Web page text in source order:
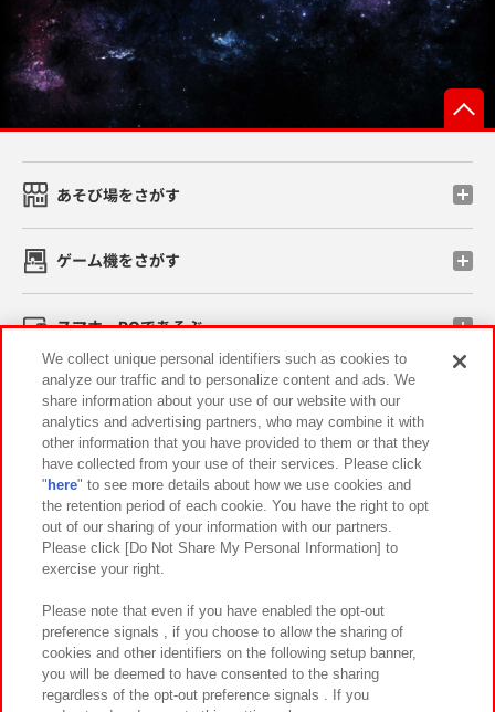
あそび場をさがす
ゲーム機をさがす
スマホ・PCであそぶ
イベント・キャンペーン
関連会社 サステナビリティ サイトポリシー
プライバシーポリシー ウェブアクセシビリティ方針と検証結果
お取引先さまとともに
カスタマーハラスメント対応方針 よくあるご質問・お問い合わせ
We collect unique personal identifiers such as cookies to
analyze our traffic and to personalize content and ads. We
share information about your use of our website with our
analytics and advertising partners, who may combine it with
other information that you have provided to them or that they
have collected from your use of their services. Please click
" here" to see more details about how we use cookies and
the retention period of each cookie. You have the right to opt
out of our sharing of your information with our partners.
Please click [Do Not Share My Personal Information] to
exercise your right.
Please note that even if you have enabled the opt-out
preference signals , if you choose to allow the sharing of
cookies and other identifiers on the following setup banner,
you will be deemed to have consented to the sharing
regardless of the opt-out preference signals . If you